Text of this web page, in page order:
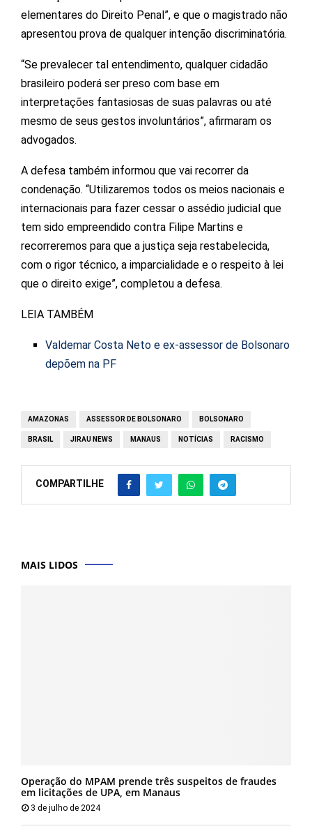
elementares do Direito Penal”, e que o magistrado não
apresentou prova de qualquer intenção discriminatória.
“Se prevalecer tal entendimento, qualquer cidadão
brasileiro poderá ser preso com base em
interpretações fantasiosas de suas palavras ou até
mesmo de seus gestos involuntários”, afirmaram os
advogados.
A defesa também informou que vai recorrer da
condenação. “Utilizaremos todos os meios nacionais e
internacionais para fazer cessar o assédio judicial que
tem sido empreendido contra Filipe Martins e
recorreremos para que a justiça seja restabelecida,
com o rigor técnico, a imparcialidade e o respeito à lei
que o direito exige”, completou a defesa.
LEIA TAMBÉM
Valdemar Costa Neto e ex-assessor de Bolsonaro
depõem na PF
AMAZONAS ASSESSOR DE BOLSONARO BOLSONARO
BRASIL JIRAU NEWS MANAUS NOTÍCIAS RACISMO
COMPARTILHE
MAIS LIDOS
Operação do MPAM prende três suspeitos de fraudes
em licitações de UPA, em Manaus
3 de julho de 2024